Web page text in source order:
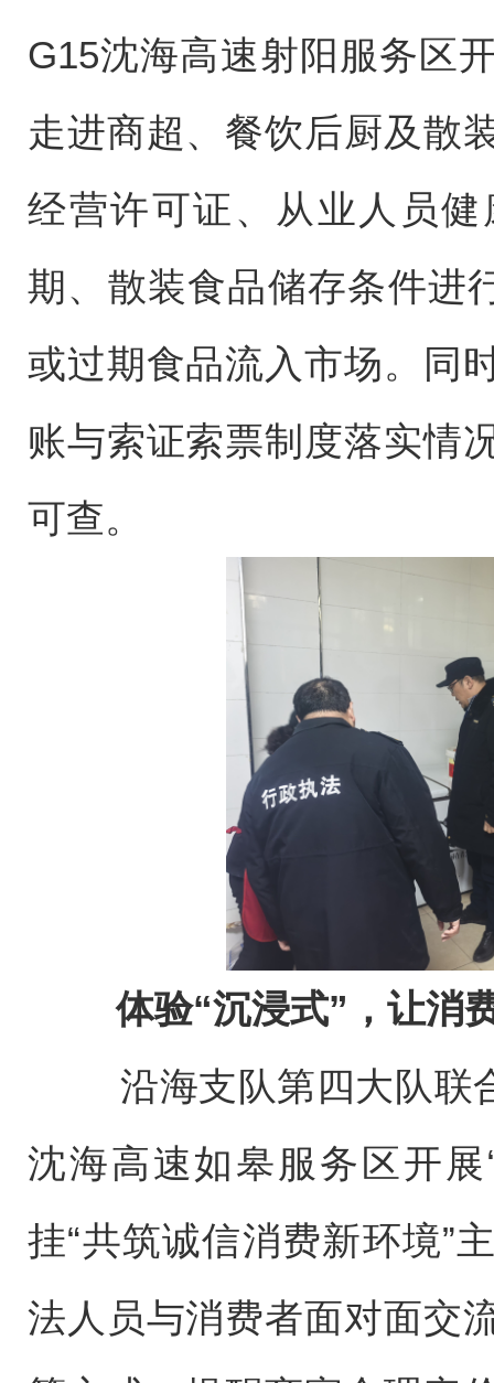
G15沈海高速射阳服务区
走进商超、餐饮后厨及散
经营许可证、从业人员
期、散装食品储存条件进
或过期食品流入市场。同
账与索证索票制度落实情
可查。
体验“沉浸式”，让消
沿海支队第四大队联合
沈海高速如皋服务区开
挂“共筑诚信消费新环境”
法人员与消费者面对面交